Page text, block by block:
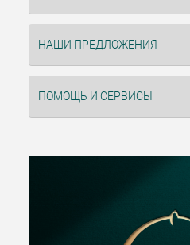
НАШИ ПРЕДЛОЖЕНИЯ
ПОМОЩЬ И СЕРВИСЫ